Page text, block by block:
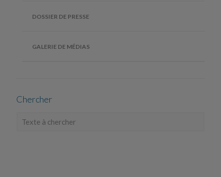
DOSSIER DE PRESSE
GALERIE DE MÉDIAS
Chercher